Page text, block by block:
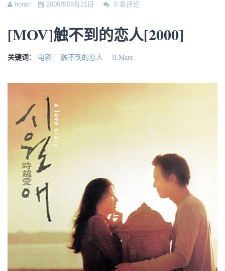
horan 2006年09月21日 0 条评论
[MOV]触不到的恋人[2000]
关键词： 电影 触不到的恋人 Il.Mare